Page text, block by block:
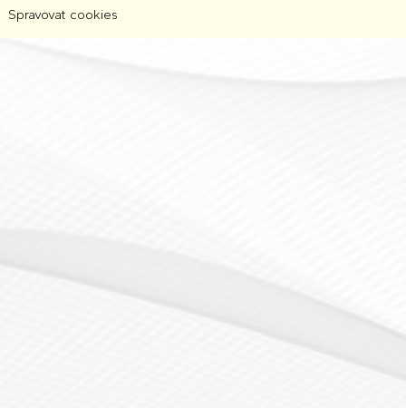
Spravovat cookies